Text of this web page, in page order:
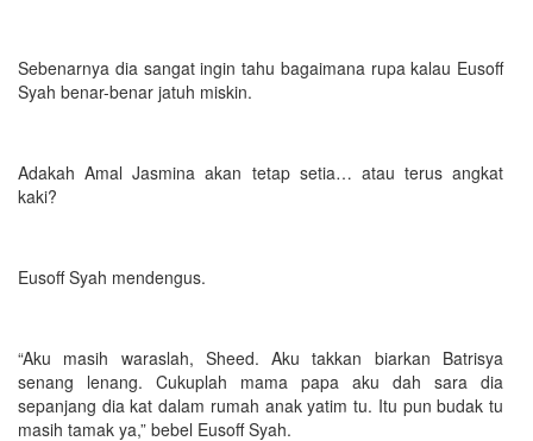
Sebenarnya dia sangat ingin tahu bagaimana rupa kalau Eusoff
Syah benar-benar jatuh miskin.
Adakah Amal Jasmina akan tetap setia… atau terus angkat
kaki?
Eusoff Syah mendengus.
“Aku masih waraslah, Sheed. Aku takkan biarkan Batrisya
senang lenang. Cukuplah mama papa aku dah sara dia
sepanjang dia kat dalam rumah anak yatim tu. Itu pun budak tu
masih tamak ya,” bebel Eusoff Syah.